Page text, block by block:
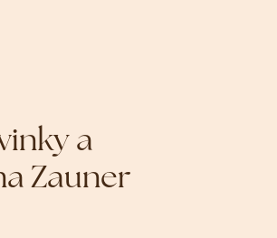
a
Zauner